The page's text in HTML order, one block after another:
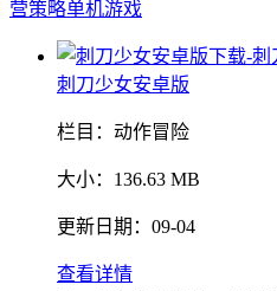
营策略单机游戏
刺刀少女安卓版
栏目： 动作冒险
大小： 136.63 MB
更新日期： 09-04
查看详情